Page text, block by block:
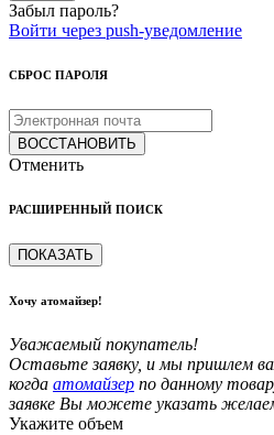
Забыл пароль?
Войти через push-уведомление
СБРОС ПАРОЛЯ
ВОССТАНОВИТЬ
Отменить
РАСШИРЕННЫЙ ПОИСК
ПОКАЗАТЬ
Хочу атомайзер!
Уважаемый покупатель!
Оставьте заявку, и мы пришлем
когда атомайзер по данному
заявке Вы можете указать
Укажите объем